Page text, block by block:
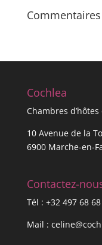
Cochlea
Chambres
10 Avenue de la
6900 Marche-en-
Contactez-
Tél : +32 497 68
Mail :